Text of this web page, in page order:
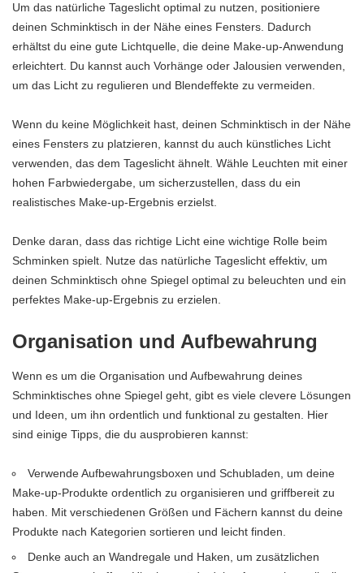
Um das natürliche Tageslicht optimal zu nutzen, positioniere
deinen Schminktisch in der Nähe eines Fensters. Dadurch
erhältst du eine gute Lichtquelle, die deine Make-up-Anwendung
erleichtert. Du kannst auch Vorhänge oder Jalousien verwenden,
um das Licht zu regulieren und Blendeffekte zu vermeiden.
Wenn du keine Möglichkeit hast, deinen Schminktisch in der Nähe
eines Fensters zu platzieren, kannst du auch künstliches Licht
verwenden, das dem Tageslicht ähnelt. Wähle Leuchten mit einer
hohen Farbwiedergabe, um sicherzustellen, dass du ein
realistisches Make-up-Ergebnis erzielst.
Denke daran, dass das richtige Licht eine wichtige Rolle beim
Schminken spielt. Nutze das natürliche Tageslicht effektiv, um
deinen Schminktisch ohne Spiegel optimal zu beleuchten und ein
perfektes Make-up-Ergebnis zu erzielen.
Organisation und Aufbewahrung
Wenn es um die Organisation und Aufbewahrung deines
Schminktisches ohne Spiegel geht, gibt es viele clevere Lösungen
und Ideen, um ihn ordentlich und funktional zu gestalten. Hier
sind einige Tipps, die du ausprobieren kannst:
Verwende Aufbewahrungsboxen und Schubladen, um deine
Make-up-Produkte ordentlich zu organisieren und griffbereit zu
haben. Mit verschiedenen Größen und Fächern kannst du deine
Produkte nach Kategorien sortieren und leicht finden.
Denke auch an Wandregale und Haken, um zusätzlichen